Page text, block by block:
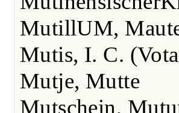
MutillUM,
Mutis, I. C.
Mutje, Mutte
Mutschein,